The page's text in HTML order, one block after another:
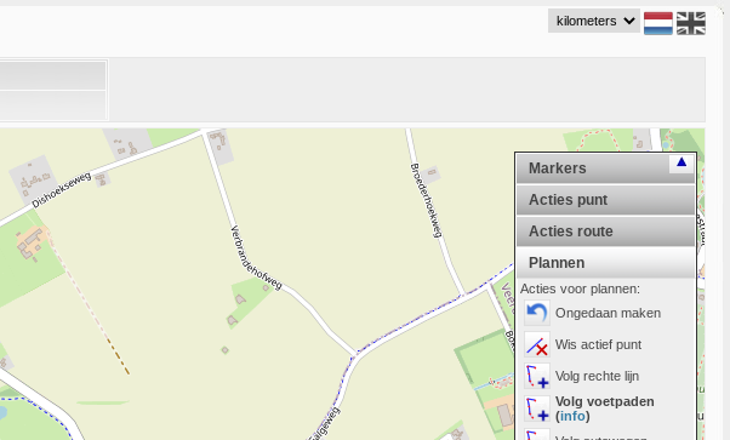
Markers
Acties punt
Acties route
Plannen
Acties voor plannen:
Ongedaan maken
Wis actief punt
Volg rechte lijn
Volg voetpaden
(info)